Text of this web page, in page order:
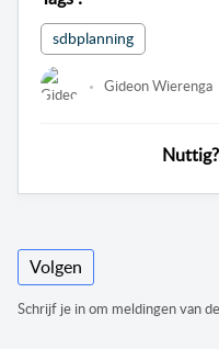
sdbplanning
Gideon Wierenga
Nuttig?
Volgen
Schrijf je in om meldingen van